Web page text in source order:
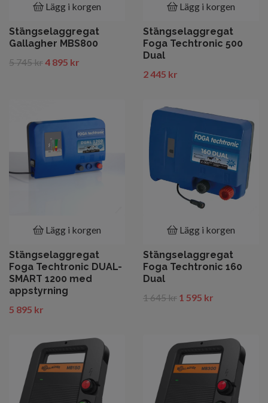
Lägg i korgen
Stängselaggregat
Gallagher MBS800
5 745 kr4 895 kr
Lägg i korgen
Stängselaggregat
Foga Techtronic 500
Dual
2 445 kr
Lägg i korgen
Stängselaggregat
Foga Techtronic DUAL-
SMART 1200 med
appstyrning
5 895 kr
Lägg i korgen
Stängselaggregat
Foga Techtronic 160
Dual
1 645 kr 1 595 kr